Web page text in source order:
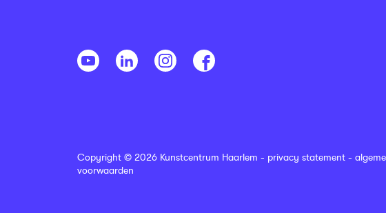
Copyright © 2026 Kunstcentrum Haarlem - privacy statement -
voorwaarden